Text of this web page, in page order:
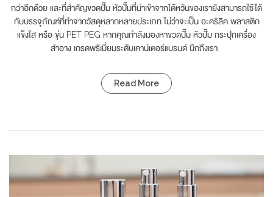
กว่าอีกด้วย และที่สำคัญขวดปั๊ม หัวปั๊มที่นำเข้าจากไต้หวันของเรายังสามารถใช้ได้
กับบรรจุภัณฑ์ที่ทำจากวัสดุหลากหลายประเภท ไม่ว่าจะเป็น อะคริลิค พลาสติก
แข็งใส หรือ ขุ่น PET PEG หากคุณกำลังมองหาขวดปั๊ม หัวปั๊ม กระปุกเครื่อง
สำอาง เกรดพรีเมี่ยมระดับเคาน์เตอร์แบรนด์ นึกถึงเรา
Read More